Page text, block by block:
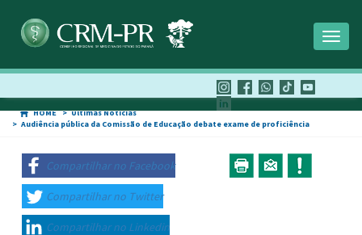
HOME
Últimas Notícias
Audiência pública da Comissão de Educação debate exame de proficiência
Compartilhar no Facebook
Compartilhar no Twitter
Compartilhar no Linkedin